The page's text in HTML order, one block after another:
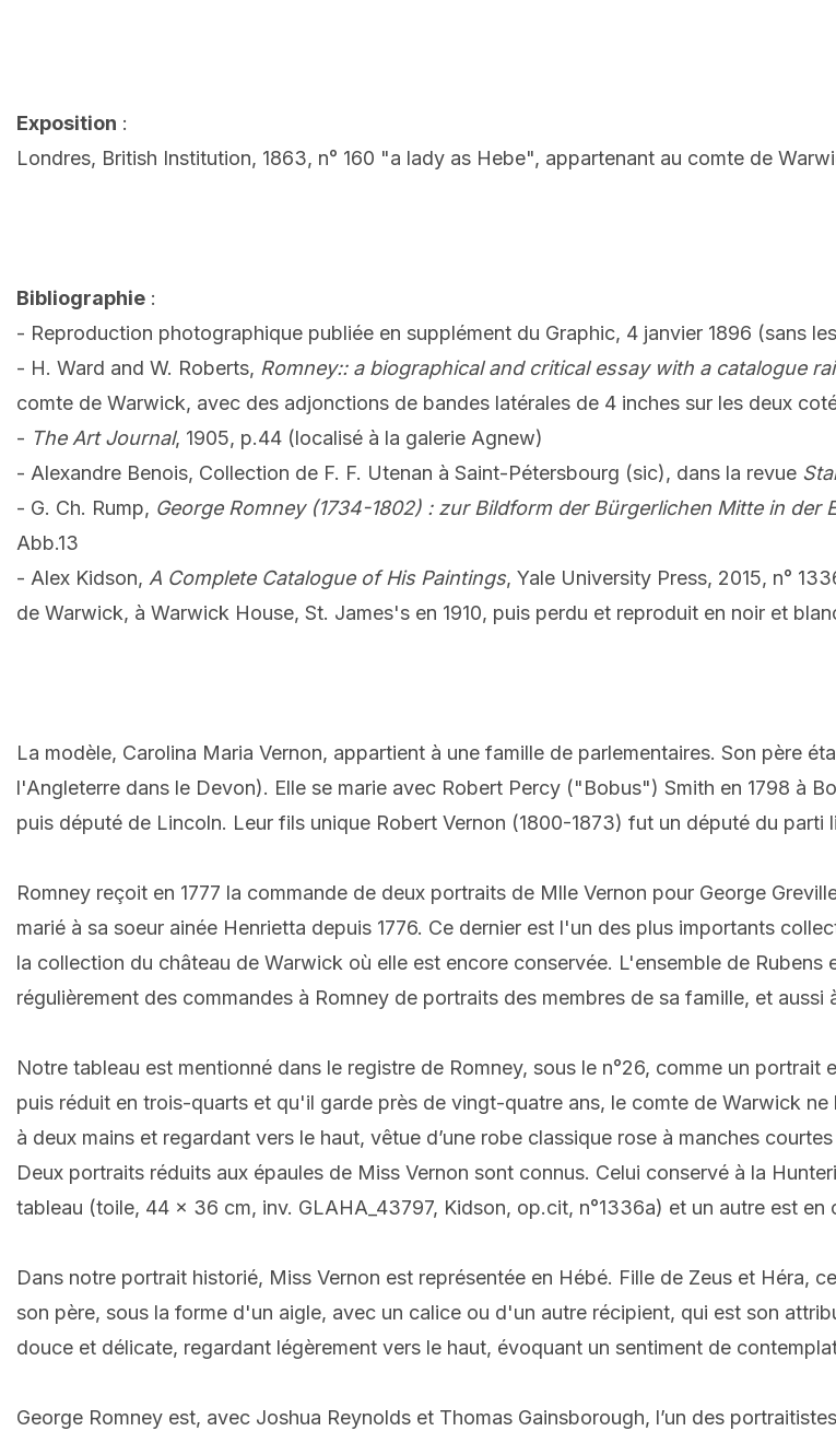
Exposition :
Londres, British Institution, 1863, n° 160 "a lady as Hebe", appartenant au comte de
Bibliographie :
- Reproduction photographique publiée en supplément du Graphic, 4 janvier 1896 (sans
- H. Ward and W. Roberts, Romney:: a biographical and critical essay with a catalogue
comte de Warwick, avec des adjonctions de bandes latérales de 4 inches sur les deux
- The Art Journal, 1905, p.44 (localisé à la galerie Agnew)
- Alexandre Benois, Collection de F. F. Utenan à Saint-Pétersbourg (sic), dans la revue
- G. Ch. Rump, George Romney (1734-1802) : zur Bildform der Bürgerlichen Mitte in der
Abb.13
- Alex Kidson, A Complete Catalogue of His Paintings, Yale University Press, 2015, n°
de Warwick, à Warwick House, St. James's en 1910, puis perdu et reproduit en noir et
La modèle, Carolina Maria Vernon, appartient à une famille de parlementaires. Son père
l'Angleterre dans le Devon). Elle se marie avec Robert Percy ("Bobus") Smith en 1798 à
puis député de Lincoln. Leur fils unique Robert Vernon (1800-1873) fut un député du parti
Romney reçoit en 1777 la commande de deux portraits de Mlle Vernon pour George
marié à sa soeur ainée Henrietta depuis 1776. Ce dernier est l'un des plus importants
la collection du château de Warwick où elle est encore conservée. L'ensemble de
régulièrement des commandes à Romney de portraits des membres de sa famille, et aussi
Notre tableau est mentionné dans le registre de Romney, sous le n°26, comme un
puis réduit en trois-quarts et qu'il garde près de vingt-quatre ans, le comte de Warwick
à deux mains et regardant vers le haut, vêtue d’une robe classique rose à manches
Deux portraits réduits aux épaules de Miss Vernon sont connus. Celui conservé à la
tableau (toile, 44 x 36 cm, inv. GLAHA_43797, Kidson, op.cit, n°1336a) et un autre est
Dans notre portrait historié, Miss Vernon est représentée en Hébé. Fille de Zeus et Héra,
son père, sous la forme d'un aigle, avec un calice ou d'un autre récipient, qui est son
douce et délicate, regardant légèrement vers le haut, évoquant un sentiment de
George Romney est, avec Joshua Reynolds et Thomas Gainsborough, l’un des